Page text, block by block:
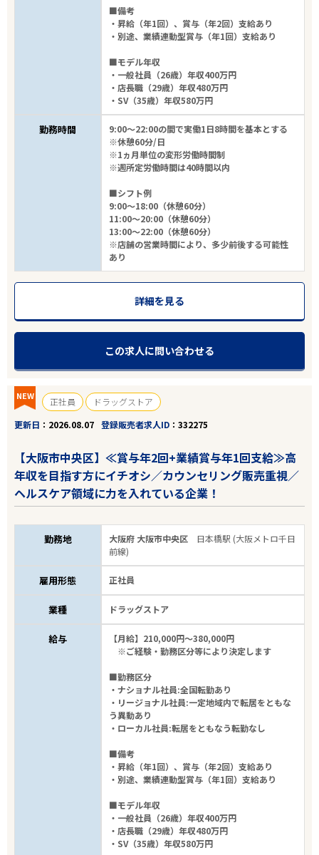
■備考
・昇給（年1回）、賞与（年2回）支給あり
・別途、業績連動型賞与（年1回）支給あり
■モデル年収
・一般社員（26歳）年収400万円
・店長職（29歳）年収480万円
・SV（35歳）年収580万円
勤務時間
9:00～22:00の間で実働1日8時間を基本とする
※休憩60分/日
※1ヵ月単位の変形労働時間制
※週所定労働時間は40時間以内
■シフト例
9:00～18:00（休憩60分）
11:00～20:00（休憩60分）
13:00～22:00（休憩60分）
※店舗の営業時間により、多少前後する可能性
あり
詳細を見る
この求人に問い合わせる
NEW 正社員
ドラッグストア
更新日
2026.08.07 登録販売者求人ID 332275
【大阪市中央区】≪賞与年2回+業績賞与年1回支給≫高
年収を目指す方にイチオシ／カウンセリング販売重視／
ヘルスケア領域に力を入れている企業！
勤務地 大阪府 大阪市中央区 日本橋駅 (大阪メトロ千日
前線)
雇用形態 正社員
業種 ドラッグストア
給与
【月給】210,000円～380,000円
※ご経験・勤務区分等により決定します
■勤務区分
・ナショナル社員:全国転勤あり
・リージョナル社員:一定地域内で転居をともな
う異動あり
・ローカル社員:転居をともなう転勤なし
■備考
・昇給（年1回）、賞与（年2回）支給あり
・別途、業績連動型賞与（年1回）支給あり
■モデル年収
・一般社員（26歳）年収400万円
・店長職（29歳）年収480万円
・SV（35歳）年収580万円